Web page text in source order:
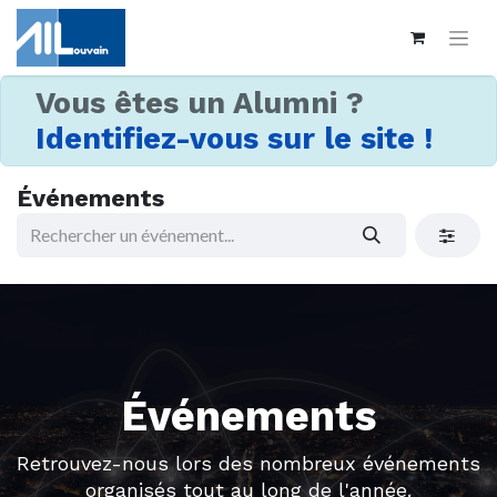
Vous êtes un Alumni ?
Identifiez-vous sur le site !
Événements
Événements
Retrouvez-nous lors des nombreux événements
organisés tout au long de l'année.